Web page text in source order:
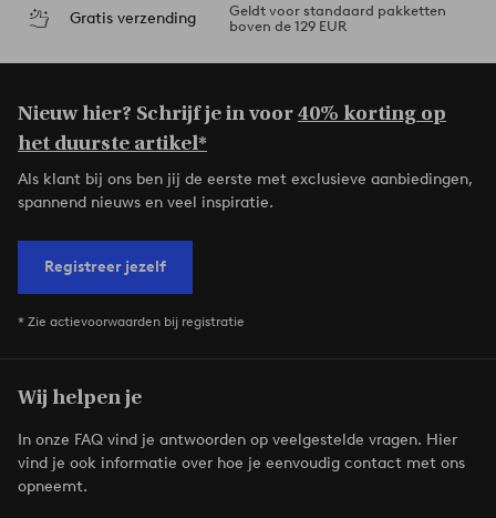
Gratis verzending
Geldt voor standaard pakketten
boven de 129 EUR
Nieuw hier? Schrijf je in voor40% korting op
het duurste artikel*
Als klant bij ons ben jij de eerste met exclusieve aanbiedingen,
spannend nieuws en veel inspiratie.
Registreer jezelf
* Zie actievoorwaarden bij registratie
Wij helpen je
In onze FAQ vind je antwoorden op veelgestelde vragen. Hier
vind je ook informatie over hoe je eenvoudig contact met ons
opneemt.